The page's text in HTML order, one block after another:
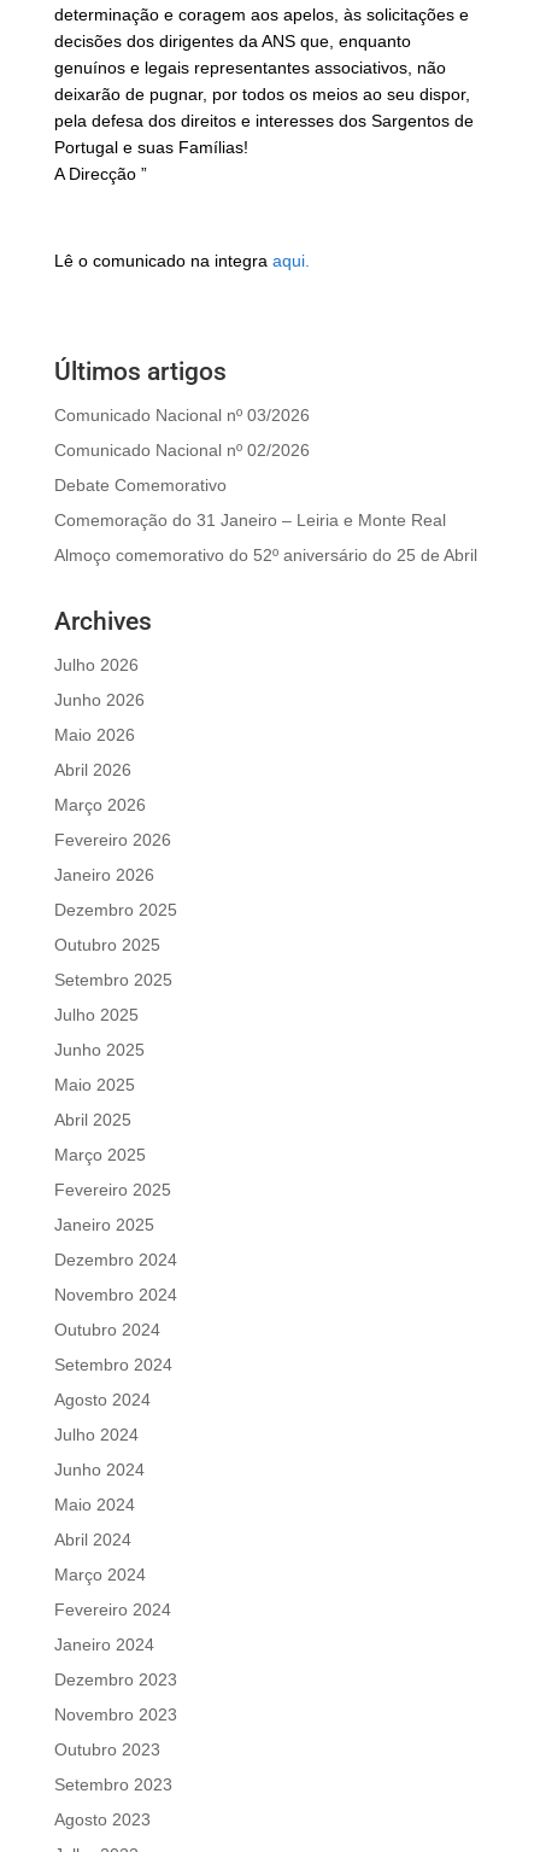
determinação e coragem aos apelos, às solicitações e
decisões dos dirigentes da ANS que, enquanto
genuínos e legais representantes associativos, não
deixarão de pugnar, por todos os meios ao seu dispor,
pela defesa dos direitos e interesses dos Sargentos de
Portugal e suas Famílias!
A Direcção ”
Lê o comunicado na integra aqui.
Últimos artigos
Comunicado Nacional nº 03/2026
Comunicado Nacional nº 02/2026
Debate Comemorativo
Comemoração do 31 Janeiro – Leiria e Monte Real
Almoço comemorativo do 52º aniversário do 25 de Abril
Archives
Julho 2026
Junho 2026
Maio 2026
Abril 2026
Março 2026
Fevereiro 2026
Janeiro 2026
Dezembro 2025
Outubro 2025
Setembro 2025
Julho 2025
Junho 2025
Maio 2025
Abril 2025
Março 2025
Fevereiro 2025
Janeiro 2025
Dezembro 2024
Novembro 2024
Outubro 2024
Setembro 2024
Agosto 2024
Julho 2024
Junho 2024
Maio 2024
Abril 2024
Março 2024
Fevereiro 2024
Janeiro 2024
Dezembro 2023
Novembro 2023
Outubro 2023
Setembro 2023
Agosto 2023